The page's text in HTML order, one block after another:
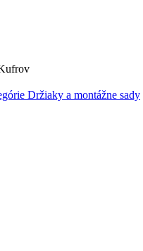
Držiaky a montážne sady